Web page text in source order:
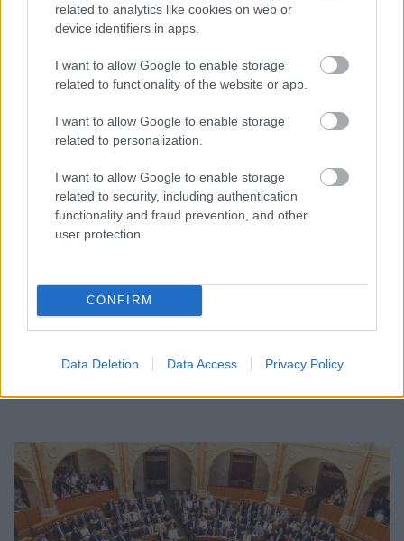
related to analytics like cookies on web or
device identifiers in apps.
I want to allow Google to enable storage
related to functionality of the website or app.
I want to allow Google to enable storage
related to personalization.
I want to allow Google to enable storage
related to security, including authentication
functionality and fraud prevention, and other
user protection.
CONFIRM
Data Deletion Data Access Privacy Policy
- LETILTOTTA A GOOGLE A VÉDVONAL LEVELEZŐ
Nem vicc! A Fidesz maradéka tényleg egy ingyenes e-mail
szolgáltatást használt, hogy megvédje a Fidesz maradékát.